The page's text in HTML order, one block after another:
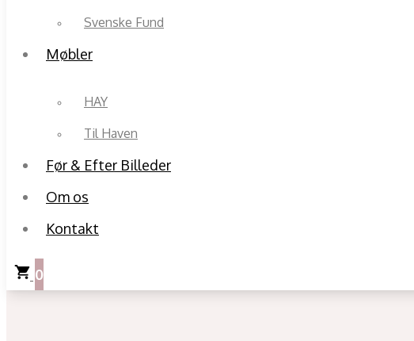
Svenske Fund
Møbler
HAY
Til Haven
Før & Efter Billeder
Om os
Kontakt
0